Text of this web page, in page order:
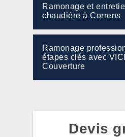
Ramonage et
chaudière à Correns
Ramonage
étapes clés avec
Couverture
Devis